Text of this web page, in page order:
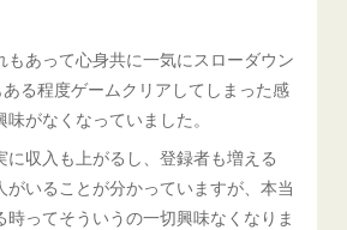
もあって心身共に一気にスローダウン
る程度ゲームクリアしてしまった感
がなくなっていました。
に収入も上がるし、登録者も増える
がいることが分かっていますが、本当
時ってそういうの一切興味なくなりま